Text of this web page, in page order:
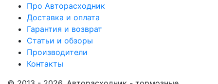
Про Авторасходник
Доставка и оплата
Гарантия и возврат
Статьи и обзоры
Производители
Контакты